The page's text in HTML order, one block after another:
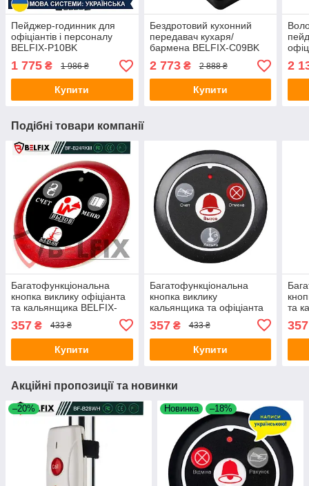
Пейджер-годинник для
офіціантів і персоналу
BELFIX-P10BK
1 775 ₴ 1 986 ₴
Купити
Бездротовий кухонний
передавач кухаря/
бармена BELFIX-C09BK
2 773₴ 2 888 ₴
Купити
2
Подібні товари компанії
Багатофункціональна
кнопка виклику офіціанта
та кальянщика BELFIX-
357 ₴ 433 ₴
Купити
Багатофункціональна
кнопка виклику
кальянщика та офіціанта
357₴ 433 ₴
Купити
та
357
Акційні пропозиції та новинки
–20% Новинка –18%